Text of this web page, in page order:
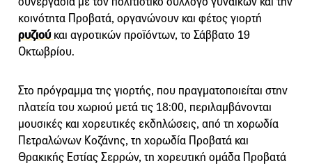
κοινότητα Προβατά, οργανώνουν και φέτος γιορτή
ρυζιού και αγροτικών προϊόντων, το Σάββατο 19
Οκτωβρίου.
Στο πρόγραμμα της γιορτής, που πραγματοποιείται στην
πλατεία του χωριού μετά τις 18:00, περιλαμβάνονται
μουσικές και χορευτικές εκδηλώσεις, από τη χορωδία
Πετραλώνων Κοζάνης, τη χορωδία Προβατά και
Θρακικής Εστίας Σερρών, τη χορευτική ομάδα Προβατά